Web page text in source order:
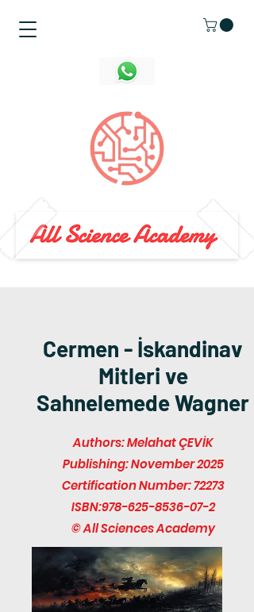
Cermen - İskandinav
Mitleri ve
Sahnelemede Wagner
Authors: Melahat ÇEVİK
Publishing: November 2025
Certification Number: 72273
ISBN:978-625-8536-07-2
© All Sciences Academy